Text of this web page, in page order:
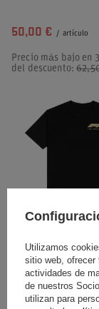
50,00 € / artículo
Precio más bajo en
del descuento:
SOBREVALORADO
CAMISETA DE
READY APEX GP
50,00 € / artículo
Utilizamos
sitio web,
actividades de
de nuestros
utilizan para